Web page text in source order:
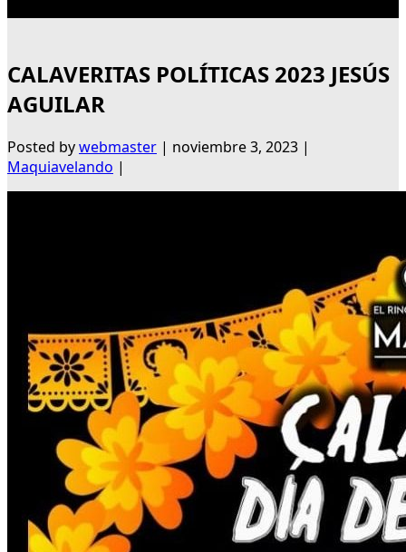
CALAVERITAS POLÍTICAS 2023 JESÚS
AGUILAR
Posted bywebmaster | noviembre 3, 2023 |
Maquiavelando |